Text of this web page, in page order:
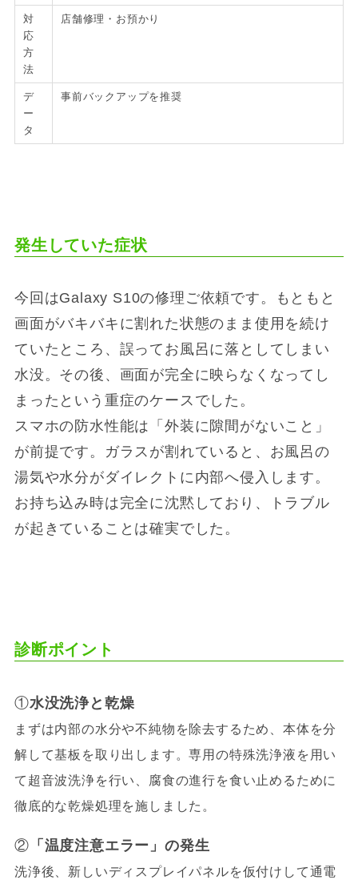
対
応
方
法
店舗修理・お預かり
デ
ー
タ
事前バックアップを推奨
発生していた症状
今回はGalaxy S10の修理ご依頼です。もともと
画面がバキバキに割れた状態のまま使用を続け
ていたところ、誤ってお風呂に落としてしまい
水没。その後、画面が完全に映らなくなってし
まったという重症のケースでした。
スマホの防水性能は「外装に隙間がないこと」
が前提です。ガラスが割れていると、お風呂の
湯気や水分がダイレクトに内部へ侵入します。
お持ち込み時は完全に沈黙しており、トラブル
が起きていることは確実でした。
診断ポイント
①水没洗浄と乾燥
まずは内部の水分や不純物を除去するため、本体を分
解して基板を取り出します。専用の特殊洗浄液を用い
て超音波洗浄を行い、腐食の進行を食い止めるために
徹底的な乾燥処理を施しました。
② 「温度注意エラー」の発生
洗浄後、新しいディスプレイパネルを仮付けして通電